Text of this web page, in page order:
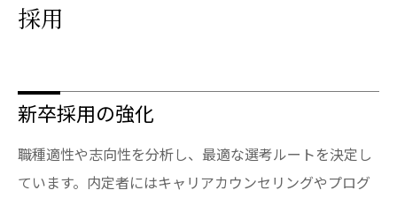
採用
新卒採用の強化
職種適性や志向性を分析し、最適な選考ルートを決定し
ています。内定者にはキャリアカウンセリングやプログ